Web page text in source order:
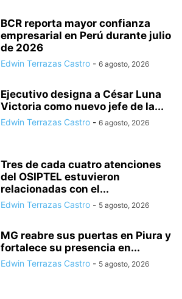
BCR reporta mayor confianza
empresarial en Perú durante julio
de 2026
Edwin Terrazas Castro - 6 agosto, 2026
Ejecutivo designa a César Luna
Victoria como nuevo jefe de la...
Edwin Terrazas Castro - 6 agosto, 2026
Tres de cada cuatro atenciones
del OSIPTEL estuvieron
relacionadas con el...
Edwin Terrazas Castro - 5 agosto, 2026
MG reabre sus puertas en Piura y
fortalece su presencia en...
Edwin Terrazas Castro - 5 agosto, 2026